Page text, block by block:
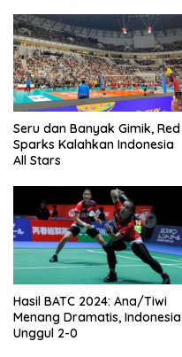
Seru dan Banyak Gimik, Red
Sparks Kalahkan Indonesia
All Stars
Hasil BATC 2024: Ana/Tiwi
Menang Dramatis, Indonesia
Unggul 2-0